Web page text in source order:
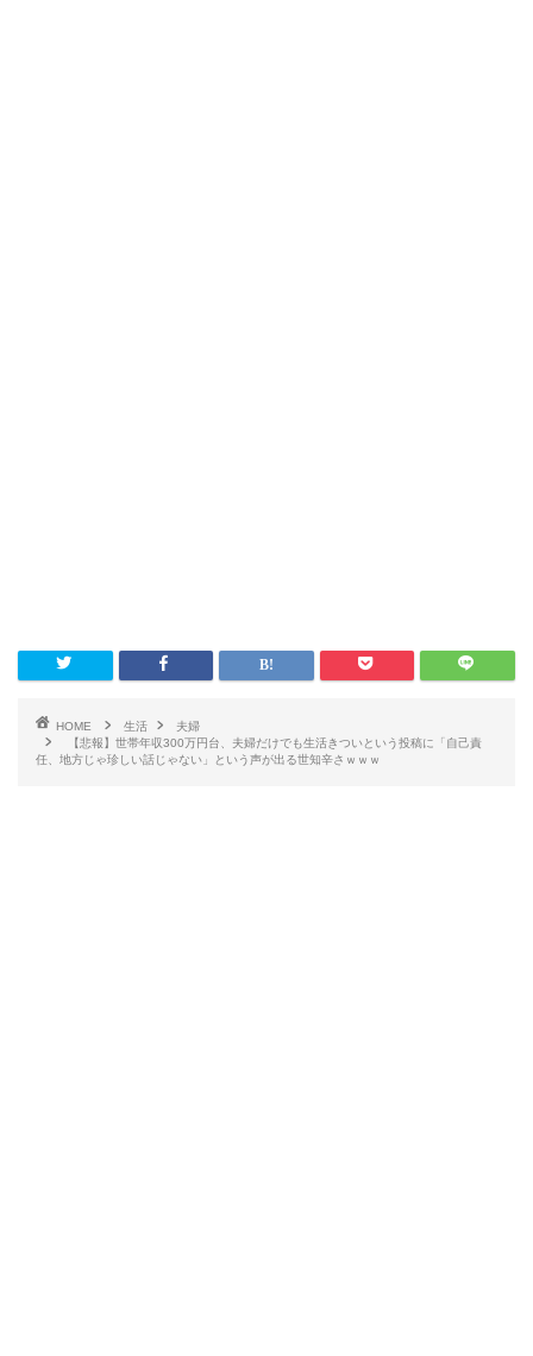
HOME 生活
夫婦
【悲報】世帯年収300万円台、夫婦だけでも生活きついという投稿に「自己責
任、地方じゃ珍しい話じゃない」という声が出る世知辛さｗｗｗ